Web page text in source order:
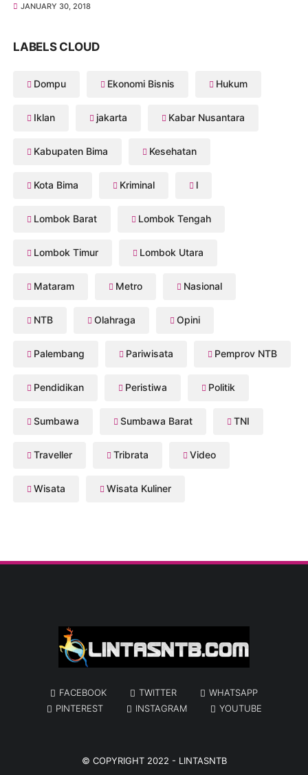
JANUARY 30, 2018
LABELS CLOUD
Dompu Ekonomi Bisnis Hukum
Iklan jakarta Kabar Nusantara
Kabupaten Bima Kesehatan
Kota Bima Kriminal l
Lombok Barat Lombok Tengah
Lombok Timur Lombok Utara
Mataram Metro Nasional
NTB Olahraga Opini
Palembang Pariwisata Pemprov NTB
Pendidikan Peristiwa Politik
Sumbawa Sumbawa Barat TNI
Traveller Tribrata Video
Wisata Wisata Kuliner
FACEBOOK TWITTER
WHATSAPP
PINTEREST
INSTAGRAM YOUTUBE
© COPYRIGHT 2022 - LINTASNTB